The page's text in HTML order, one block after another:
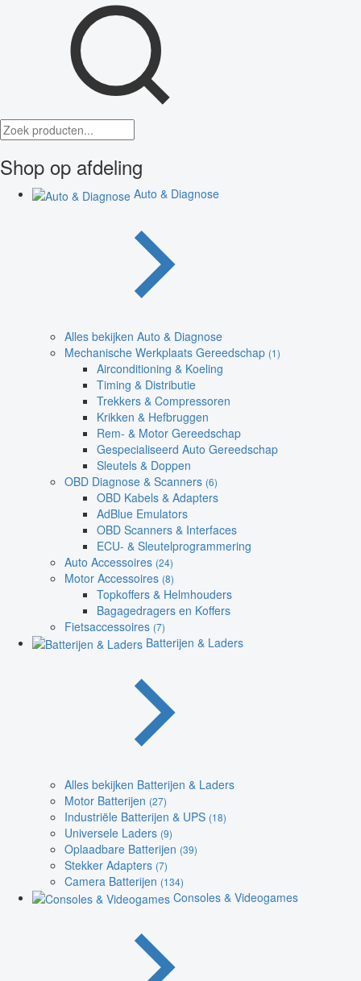
Shop op afdeling
Auto & Diagnose
Alles bekijken Auto & Diagnose
Mechanische Werkplaats Gereedschap (1)
Airconditioning & Koeling
Timing & Distributie
Trekkers & Compressoren
Krikken & Hefbruggen
Rem- & Motor Gereedschap
Gespecialiseerd Auto Gereedschap
Sleutels & Doppen
OBD Diagnose & Scanners (6)
OBD Kabels & Adapters
AdBlue Emulators
OBD Scanners & Interfaces
ECU- & Sleutelprogrammering
Auto Accessoires (24)
Motor Accessoires (8)
Topkoffers & Helmhouders
Bagagedragers en Koffers
Fietsaccessoires (7)
Batterijen & Laders
Alles bekijken Batterijen & Laders
Motor Batterijen (27)
Industriële Batterijen & UPS (18)
Universele Laders (9)
Oplaadbare Batterijen (39)
Stekker Adapters (7)
Camera Batterijen (134)
Consoles & Videogames